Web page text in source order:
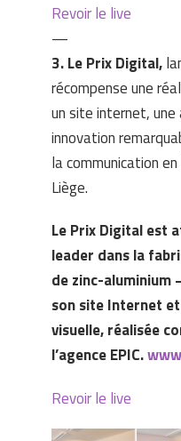
Revoir le live
—
3. Le Prix Digital,
récompense une
un site internet, une
innovation
la communication
Liège.
Le Prix Digital est
leader dans la
de zinc-aluminium
son site Internet
visuelle, réalisée
l’agence EPIC.
Revoir le live